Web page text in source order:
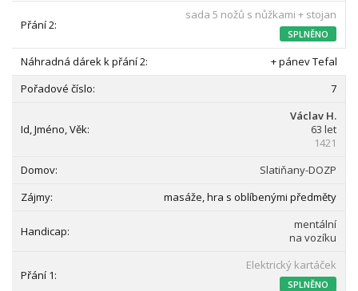
sada 5 nožů s nůžkami + stojan
SPLNĚNO
+ pánev Tefal
7
Václav H.
63 let
1421
Slatiňany-DOZP
masáže, hra s oblíbenými předměty
mentální
na vozíku
Elektrický kartáček
SPLNĚNO